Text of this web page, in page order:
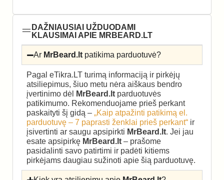
DAŽNIAUSIAI UŽDUODAMI
KLAUSIMAI APIE MRBEARD.LT
Ar MrBeard.lt patikima parduotuvė?
Pagal eTikra.LT turimą informaciją ir pirkėjų
atsiliepimus, šiuo metu nėra aiškaus bendro
įvertinimo dėl
MrBeard.lt parduotuvės
patikimumo. Rekomenduojame prieš perkant
paskaityti šį gidą – „Kaip atpažinti patikimą el.
parduotuvę – 7 paprasti ženklai prieš perkant“ ir
įsivertinti ar saugu apsipirkti MrBeard.lt. Jei jau
esate apsipirkę MrBeard.lt – prašome
pasidalinti savo patirtimi ir padėti kitiems
pirkėjams daugiau sužinoti apie šią parduotuvę.